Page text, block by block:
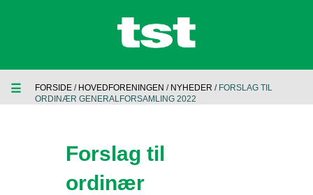
☰ FORSIDE / HOVEDFORENINGEN / NYHEDER / FORSLAG TIL
ORDINÆR GENERALFORSAMLING 2022
Forslag til
ordinær